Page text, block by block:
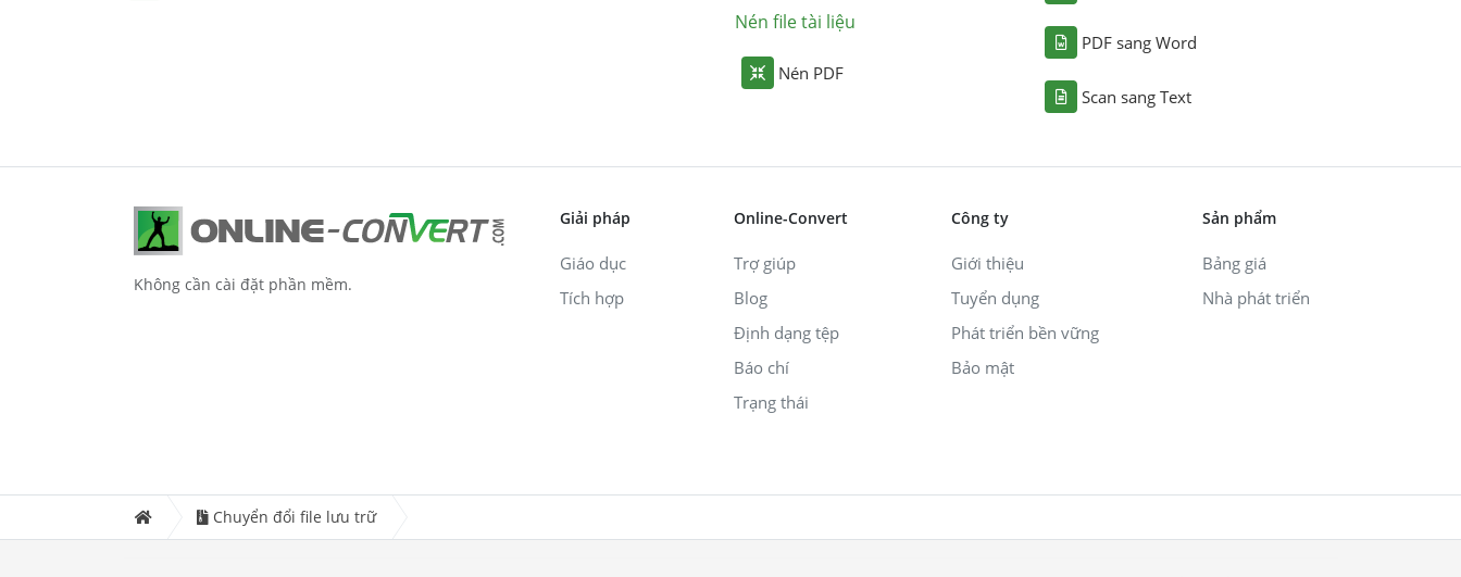
Nén file tài liệu
Nén PDF
PDF sang Word
Scan sang Text
Không cần cài đặt phần mềm.
Giải pháp
Giáo dục
Tích hợp
Online-Convert
Trợ giúp
Blog
Định dạng tệp
Báo chí
Trạng thái
Công ty
Giới thiệu
Tuyển dụng
Phát triển bền vững
Bảo mật
Sản phẩm
Bảng giá
Nhà phát triển
Chuyển đổi file lưu trữ